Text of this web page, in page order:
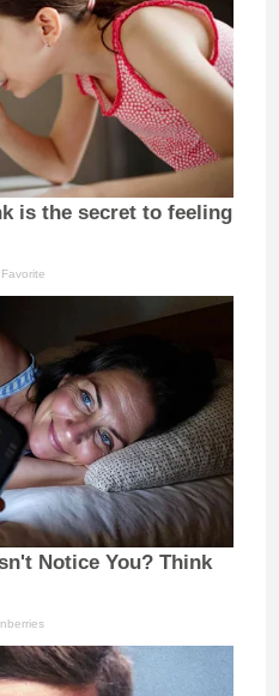
is the secret to feeling
Favorite
Notice You? Think